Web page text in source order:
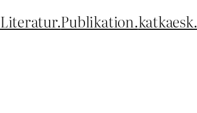
Literatur.Publikation.katkaesk.